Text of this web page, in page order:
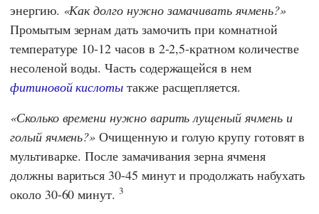
энергию.
Как долго нужно замачивать ячмень?
Промытым зернам дать замочить при комнатной
температуре 10-12 часов в 2-2,5-кратном количестве
несоленой воды. Часть содержащейся в нем
фитиновой кислоты также расщепляется.
Сколько времени нужно варить лущеный ячмень и
голый ячмень? Очищенную и голую крупу готовят в
мультиварке. После замачивания зерна ячменя
должны вариться 30-45 минут и продолжать набухать
около 30-60 минут. 3